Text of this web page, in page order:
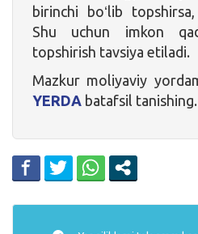
birinchi boʻlib
Shu uchun imkon
topshirish tavsiya etiladi.
Mazkur moliyaviy
YERDA batafsil tanishing.